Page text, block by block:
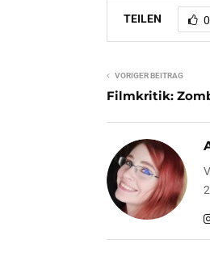
TEILEN 0
VORIGER BEITRAG
Filmkritik: